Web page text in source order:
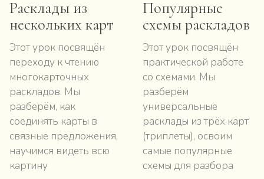
Расклады из
нескольких карт
Этот урок посвящён
переходу к чтению
многокарточных
раскладов. Мы
разберём, как
соединять карты в
связные предложения,
научимся видеть всю
картину
Популярные
схемы раскладов
Этот урок посвящён
практической работе
со схемами. Мы
разберём
универсальные
расклады из трёх карт
(триплеты), освоим
самые популярные
схемы для разбора